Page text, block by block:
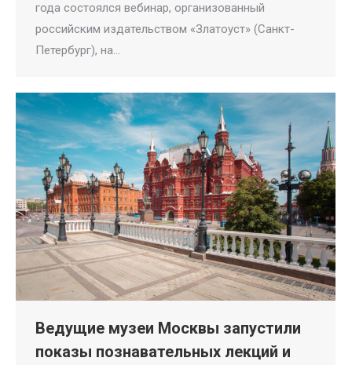
года состоялся вебинар, организованный
российским издательством «Златоуст» (Санкт-
Петербург), на…
Ведущие музеи Москвы запустили
показы познавательных лекций и